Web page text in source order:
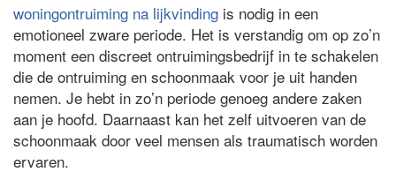
woningontruiming na lijkvinding is nodig in een
emotioneel zware periode. Het is verstandig om op zo’n
moment een discreet ontruimingsbedrijf in te schakelen
die de ontruiming en schoonmaak voor je uit handen
nemen. Je hebt in zo’n periode genoeg andere zaken
aan je hoofd. Daarnaast kan het zelf uitvoeren van de
schoonmaak door veel mensen als traumatisch worden
ervaren.